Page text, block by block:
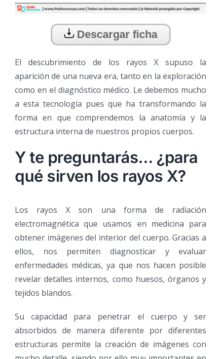
Descargar ficha
El descubrimiento de los rayos X supuso la
aparición de una nueva era, tanto en la exploración
como en el diagnóstico médico. Le debemos mucho
a esta tecnología pues que ha transformando la
forma en que comprendemos la anatomía y la
estructura interna de nuestros propios cuerpos.
Y te preguntarás… ¿para
qué sirven los rayos X?
Los rayos X son una forma de radiación
electromagnética que usamos en medicina para
obtener imágenes del interior del cuerpo. Gracias a
ellos, nos permiten diagnosticar y evaluar
enfermedades médicas, ya que nos hacen posible
revelar detalles internos, como huesos, órganos y
tejidos blandos.
Su capacidad para penetrar el cuerpo y ser
absorbidos de manera diferente por diferentes
estructuras permite la creación de imágenes con